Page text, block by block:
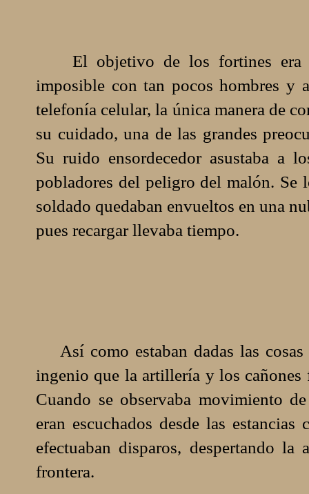
El objetivo de los fortines era
imposible con tan pocos hombres y
telefonía celular, la única manera de
su cuidado, una de las grandes
Su ruido ensordecedor asustaba a
pobladores del peligro del malón. Se
soldado quedaban envueltos en una
pues recargar llevaba tiempo.
Así como estaban dadas las cosas
ingenio que la artillería y los cañones
Cuando se observaba movimiento
eran escuchados desde las
efectuaban disparos, despertando
frontera.